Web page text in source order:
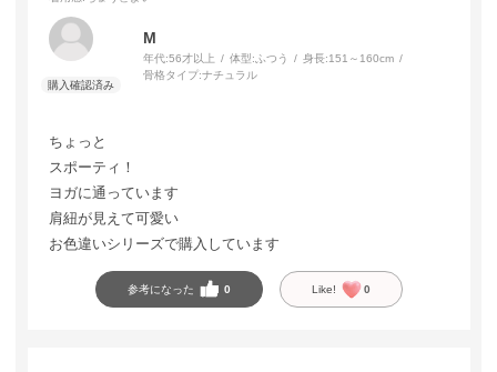
M
年代:56才以上 体型: ふつう 身長:151～160cm
骨格タイプ:ナチュラル
ちょっと
スポーティ！
ヨガに通っています
肩紐が見えて可愛い
お色違いシリーズで購入しています
参考になった 0 Like! 0